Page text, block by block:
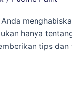
hanya
tips